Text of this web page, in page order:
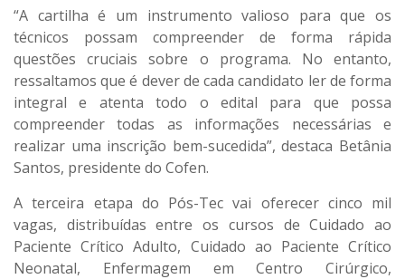
“A cartilha é um instrumento valioso para que os
técnicos possam compreender de forma rápida
questões cruciais sobre o programa. No entanto,
ressaltamos que é dever de cada candidato ler de forma
integral e atenta todo o edital para que possa
compreender todas as informações necessárias e
realizar uma inscrição bem-sucedida”, destaca Betânia
Santos, presidente do Cofen.
A terceira etapa do Pós-Tec vai oferecer cinco mil
vagas, distribuídas entre os cursos de Cuidado ao
Paciente Crítico Adulto, Cuidado ao Paciente Crítico
Neonatal, Enfermagem em Centro Cirúrgico,